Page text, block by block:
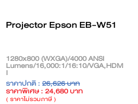
Projector Epson EB-W51
1280x800 (WXGA)/4000 ANSI
Lumens/16,000:1/16:10/VGA,HDM
I
ราคาปกติ : 26,626 บาท
ราคาพิเศษ : 24,680 บาท
( ราคาไม่รวมภาษี )